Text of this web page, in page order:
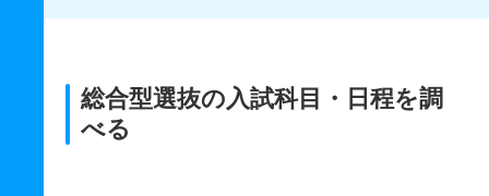
総合型選抜の入試科目・日程を調
べる